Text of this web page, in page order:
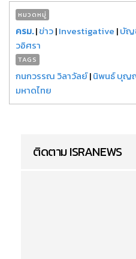
หมวดหมู่
ครม.|ข่าว|Investigative |บัญ
วอิศรา
TAGS
กนกวรรณ วิลาวัลย์|นิพนธ์ บุ
มหาดไทย
ติดตาม ISRANEWS